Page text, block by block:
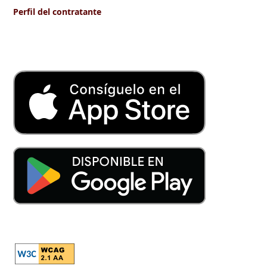
Perfil del contratante